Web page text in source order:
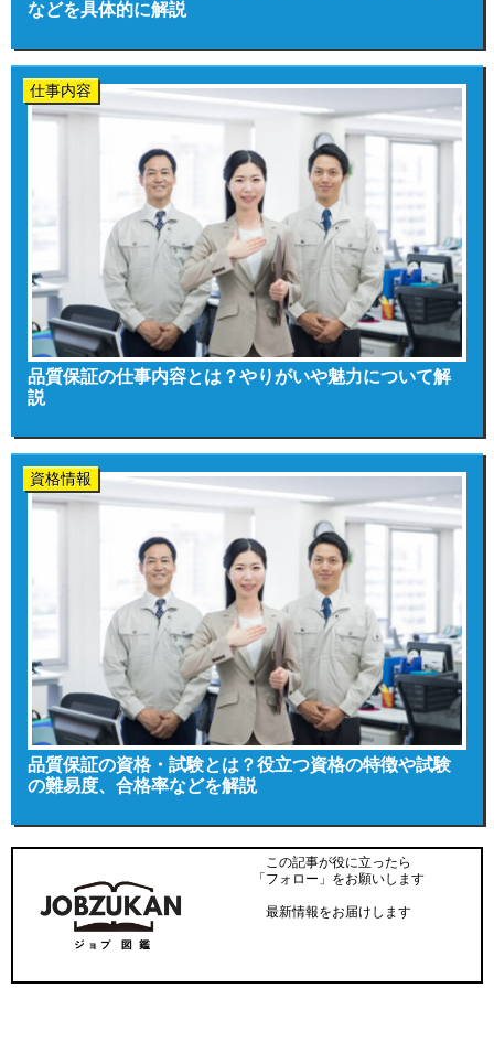
などを具体的に解説
仕事内容
品質保証の仕事内容とは？やりがいや魅力について解
説
資格情報
品質保証の資格・試験とは？役立つ資格の特徴や試験
の難易度、合格率などを解説
この記事が役に立ったら
「フォロー」をお願いします
最新情報をお届けします